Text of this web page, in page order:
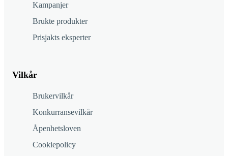
Kampanjer
Brukte produkter
Prisjakts eksperter
Vilkår
Brukervilkår
Konkurransevilkår
Åpenhetsloven
Cookiepolicy